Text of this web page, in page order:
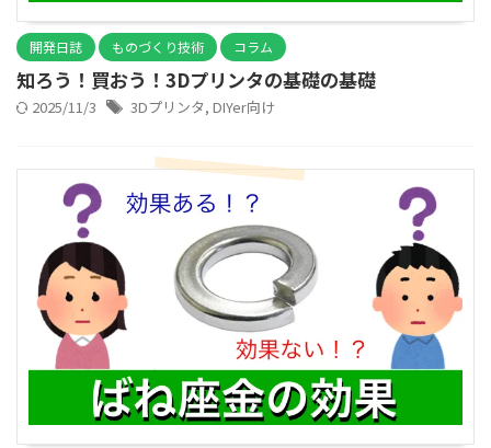
開発日誌 ものづくり技術 コラム
知ろう！買おう！3Dプリンタの基礎の基礎
2025/11/3 3Dプリンタ, DIYer向け